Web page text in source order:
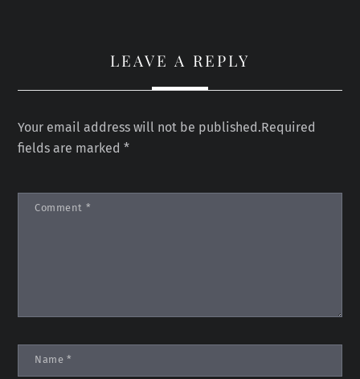
LEAVE A REPLY
Your email address will not be published.Required
fields are marked*
Comment *
Name *